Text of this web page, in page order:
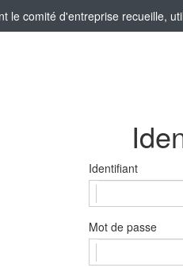
le comité d'entreprise recueille,
Identifiant
Mot de passe